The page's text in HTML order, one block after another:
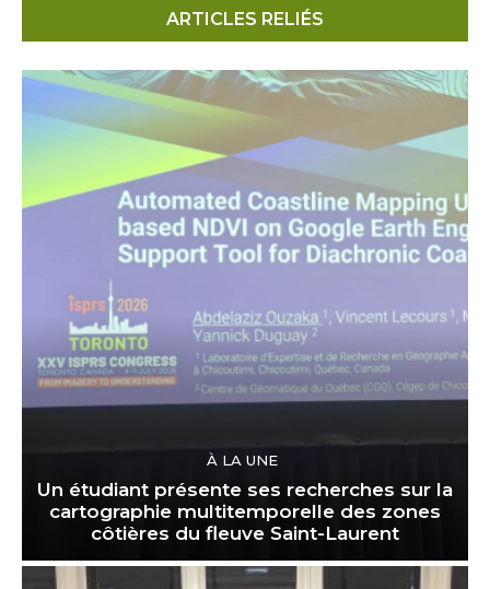
ARTICLES RELIÉS
À LA UNE
Un étudiant présente ses recherches sur la
cartographie multitemporelle des zones
côtières du fleuve Saint-Laurent